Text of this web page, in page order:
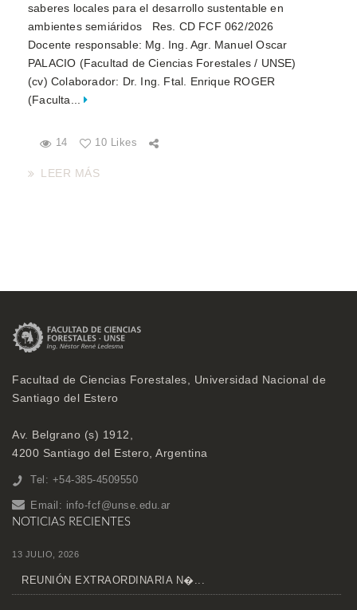
saberes locales para el desarrollo sustentable en
ambientes semiáridos Res. CD FCF 062/2026
Docente responsable: Mg. Ing. Agr. Manuel Oscar
PALACIO (Facultad de Ciencias Forestales / UNSE)
(cv) Colaborador: Dr. Ing. Ftal. Enrique ROGER
(Faculta...
14 10 Likes
LEER MÁS
Facultad de Ciencias Forestales, Universidad Nacional de
Santiago del Estero
Av. Belgrano (s) 1912,
4200 Santiago del Estero, Argentina
Tel: +54-385-4509550
Email: info-fcf@unse.edu.ar
NOTICIAS RECIENTES
13 JULIO, 2026
REUNIÓN EXTRAORDINARIA N�...